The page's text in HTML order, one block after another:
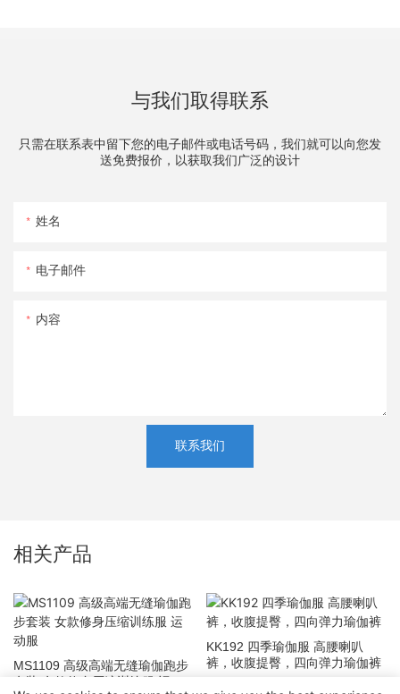
与我们取得联系
只需在联系表中留下您的电子邮件或电话号码，我们就可以向您发
送免费报价，以获取我们广泛的设计
姓名
电子邮件
内容
联系我们
相关产品
MS1109 高级高端无缝瑜伽跑步
套装 女款修身压缩训练服 运动
KK192 四季瑜伽服 高腰喇叭
裤，收腹提臀，四向弹力瑜伽裤